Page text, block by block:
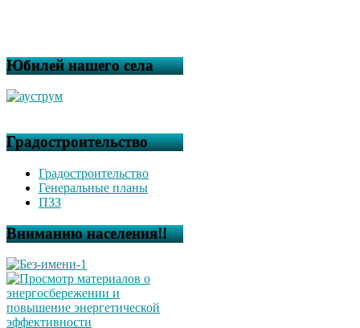
Юбилей нашего села
Градостроительство
Градостроительство
Генеральные планы
ПЗЗ
Вниманию населения!!